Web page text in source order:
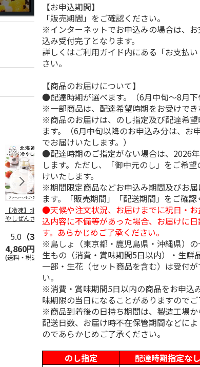
【冷凍】北海道 冷
やしぜんざい 3種6
5.0 （3）
4,860円
(送料・税込)
＜お中元＞東京あん
バターパンケーキ６
個入
4.0（1）
2,300円
(送料・税込)
＜お中元＞江戸日本
橋よもぎ草餅１６個
入
4.0（1）
2,000円
(送料・税込)
【お申込期間】
「販売期間」をご確認ください。
※インターネットでお申込みの場合は、
込み受付完了となります。
詳しくはご利用ガイド内にある「お支払
さい。
【商品のお届けについて】
●配達時期が選べます。（6月中旬～8月下
※一部商品は、配達希望時期をお受けでき
※商品のお届けは、のし指定及び配達希
ます。（6月中旬以降のお申込み分は、お
でお届けいたします。）
●配達時期のご指定がない場合は、2026
します。ただし、「御中元のし」をご希
けいたします。
※期間限定商品などお申込み期間及びお
ます。「販売期間」「配送期間」をご確認
●天候や注文状況、お届けまでに祝日・
込内容に不備等があった場合、お届けに
す。あらかじめご了承ください。
※島しょ（東京都・鹿児島県・沖縄県）の
生もの（消費・賞味期間5日以内）・生鮮
一部・生花（セット商品を含む）は受付
い。
※消費・賞味期間5日以内の商品をお申込
味期限の当日になることがありますのでご
※商品到着後の日持ち期間は、製造工場
配送日数、お届け時不在保管期間などに
のであらかじめご了承ください。
のし指定
配達時期指定なし